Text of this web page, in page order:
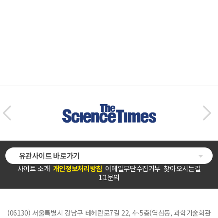
사이트 소개 개인정보처리방침 이메일무단수집거부 찾아오시는길
1:1문의
유관사이트 바로가기
(06130) 서울특별시 강남구 테헤란로7길 22, 4~5층(역삼동, 과학기술회관